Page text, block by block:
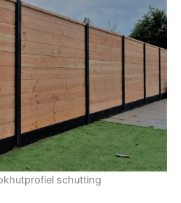
schutting